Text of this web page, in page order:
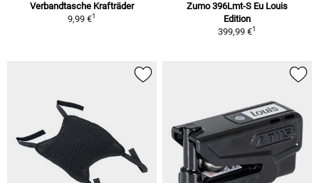
Verbandtasche Krafträder
9,99 €1
Zumo 396Lmt-S Eu Louis
Edition
399,99 €1